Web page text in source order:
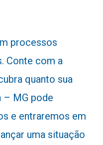
processos
Conte com a
quanto sua
– MG pode
e entraremos em
uma situação